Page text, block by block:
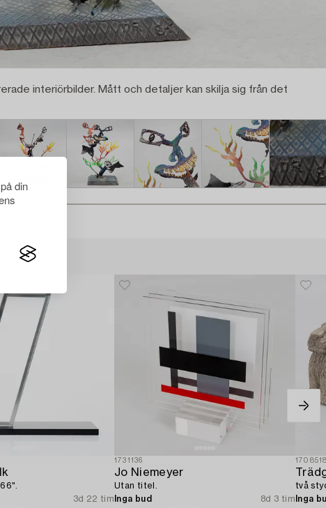
din
interiörbilder. Mått och detaljer kan skilja sig från det
3d 22 tim
1731136
Jo Niemeyer
Utan titel.
Inga bud
8d 3 tim
två
Inga